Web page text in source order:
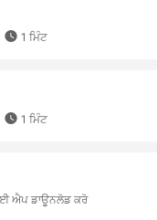
 1 ਮਿੰਟ
 1 ਮਿੰਟ
ਐਪ ਡਾਊਨਲੋਡ ਕਰੋ